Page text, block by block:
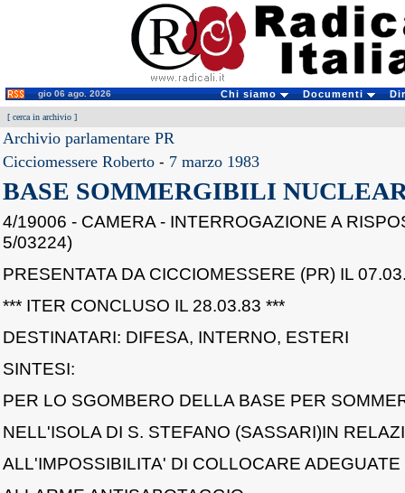
gio 06 ago. 2026 Chi siamo Documenti
[ cerca in archivio ]
Archivio parlamentare PR
Cicciomessere Roberto - 7 marzo 1983
BASE SOMMERGIBILI
4/19006 - CAMERA - INTERROGAZIONE A
5/03224)
PRESENTATA DA CICCIOMESSERE (PR) IL
*** ITER CONCLUSO IL 28.03.83 ***
DESTINATARI: DIFESA, INTERNO, ESTERI
SINTESI:
PER LO SGOMBERO DELLA BASE PER
NELL'ISOLA DI S. STEFANO (SASSARI)IN
ALL'IMPOSSIBILITA' DI COLLOCARE